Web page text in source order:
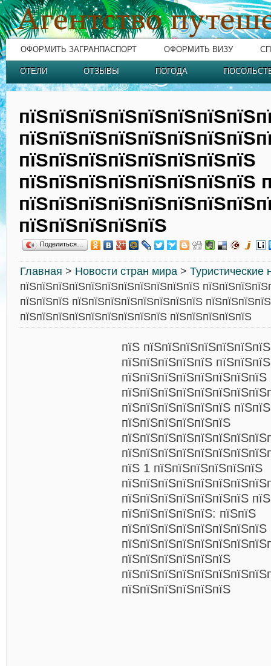
ОФОРМИТЬ ЗАГРАНПАСПОРТ ОФОРМИТЬ ВИЗУ
ОТЕЛИ ОТЗЫВЫ ПОГОДА
пїЅпїЅпїЅпїЅпїЅпїЅпїЅпїЅ
пїЅпїЅпїЅпїЅпїЅпїЅпїЅпїЅ
пїЅпїЅпїЅпїЅпїЅ
Поделиться…
Главная > Новости стран мира > Туристические
пїЅпїЅпїЅпїЅпїЅпїЅпїЅпїЅпїЅпїЅпїЅ
пїЅпїЅпїЅ пїЅпїЅпїЅпїЅпїЅпїЅпїЅпїЅ
пїЅпїЅпїЅпїЅпїЅпїЅпїЅпїЅпїЅ пїЅпїЅпїЅпїЅпїЅ
пїЅ
пїЅпїЅпїЅпїЅпїЅ
пїЅпїЅпїЅпїЅпїЅпїЅпїЅпїЅ
пїЅпїЅпїЅпїЅпїЅпїЅ
пїЅпїЅпїЅпїЅпїЅпїЅ
пїЅ 1 пїЅпїЅпїЅпїЅпїЅпїЅ
пїЅпїЅпїЅпїЅпїЅпїЅпїЅ
пїЅпїЅпїЅпїЅпїЅ: пїЅпїЅ
пїЅпїЅпїЅпїЅпїЅпїЅпїЅпїЅ
пїЅпїЅпїЅпїЅпїЅпїЅ
пїЅпїЅпїЅпїЅпїЅпїЅ